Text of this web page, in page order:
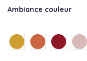
Ambiance couleur